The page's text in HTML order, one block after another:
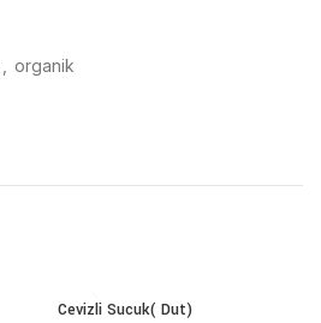
organik
Cevizli Sucuk( Dut)